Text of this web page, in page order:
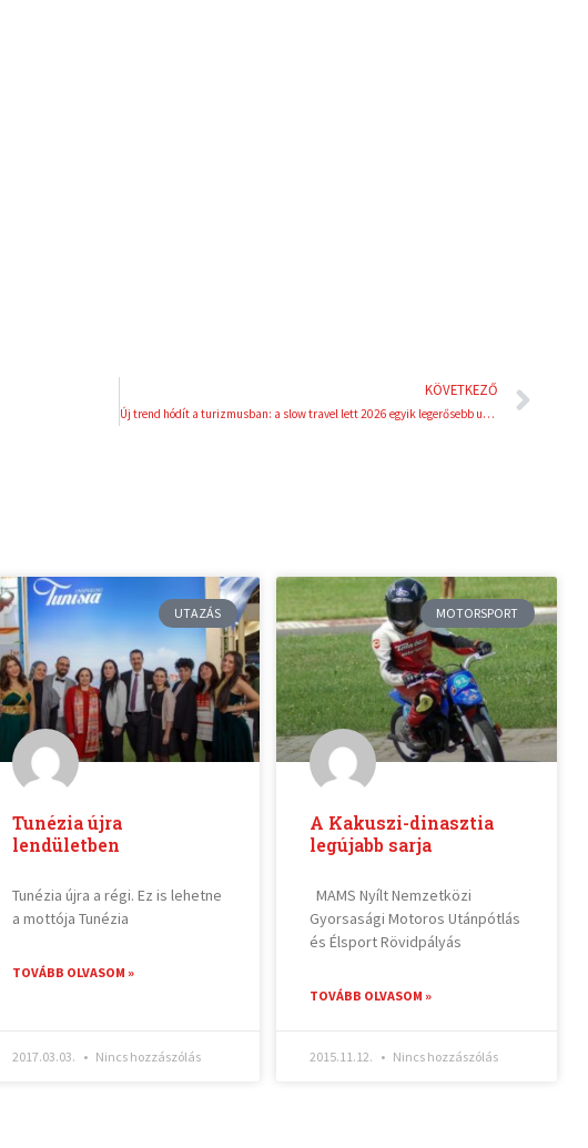
KÖVETKEZŐ
Új trend hódít a turizmusban: a slow travel lett 2026 egyik legerősebb utazási irányzata
UTAZÁS
Tunézia újra
lendületben
Tunézia újra a régi. Ez is lehetne
a mottója Tunézia
TOVÁBB OLVASOM »
2017.03.03. Nincs hozzászólás
MOTORSPORT
A Kakuszi-dinasztia
legújabb sarja
MAMS Nyílt Nemzetközi
Gyorsasági Motoros Utánpótlás
és Élsport Rövidpályás
TOVÁBB OLVASOM »
2015.11.12. Nincs hozzászólás